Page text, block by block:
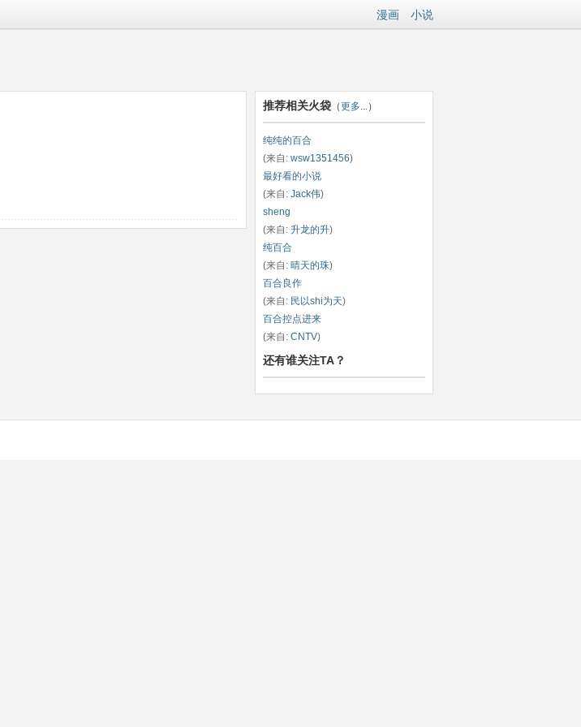
漫画 小说
推荐相关火袋 （更多...）
纯纯的百合
(来自: wsw1351456)
最好看的小说
(来自: Jack伟)
sheng
(来自: 升龙的升)
纯百合
(来自: 晴天的珠)
百合良作
(来自: 民以shi为天)
百合控点进来
(来自: CNTV)
还有谁关注TA？